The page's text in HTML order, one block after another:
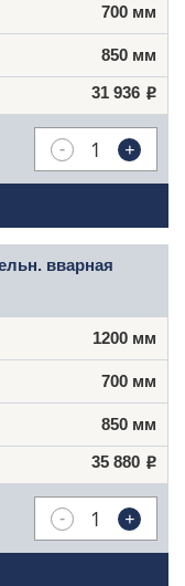
700 мм
850 мм
31 936 Р
- +
вварная
1200 мм
700 мм
850 мм
35 880 Р
- +